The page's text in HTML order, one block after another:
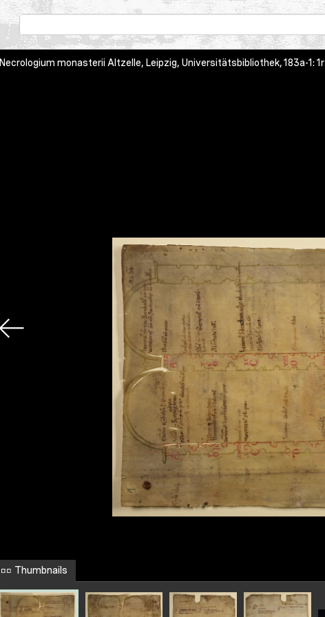
Necrologium monasterii Altzelle, Leipzig, Universitätsbibliothek, 183a-1: 1r
Thumbnails